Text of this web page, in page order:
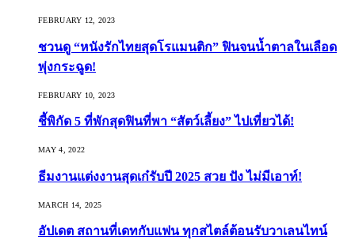
FEBRUARY 12, 2023
ชวนดู “หนังรักไทยสุดโรแมนติก” ฟินจนน้ำตาลในเลือด
พุ่งกระฉูด!
FEBRUARY 10, 2023
ชี้พิกัด 5 ที่พักสุดฟินที่พา “สัตว์เลี้ยง” ไปเที่ยวได้!
MAY 4, 2022
ธีมงานแต่งงานสุดเก๋รับปี 2025 สวย ปัง ไม่มีเอาท์!
MARCH 14, 2025
อัปเดต สถานที่เดทกับแฟน ทุกสไตล์ต้อนรับวาเลนไทน์